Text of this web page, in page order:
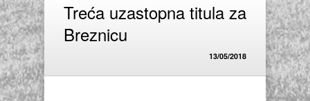
Treća uzastopna titula za
Breznicu
13/05/2018